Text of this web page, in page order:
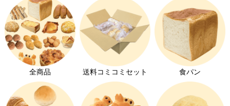
菓子パン
ミニ菓子パン
惣菜パン
ミニ惣菜パン
クッキー・ラスク
おかずパン
無添加パン
ヴィーガンパン
離乳食におすすめのパン
全商品 送料コミコミセット 食パン